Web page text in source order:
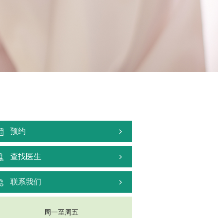
预约
查找医生
联系我们
周一至周五